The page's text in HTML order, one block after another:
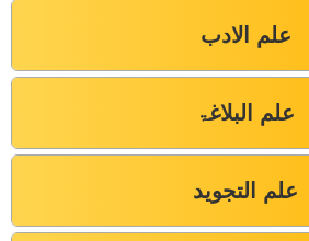
علم الادب
علم البلاغۃ
علم التجوید